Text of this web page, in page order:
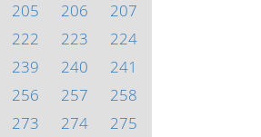
205 206
207
222 223
224
239 240
241
256 257
258
273 274 275